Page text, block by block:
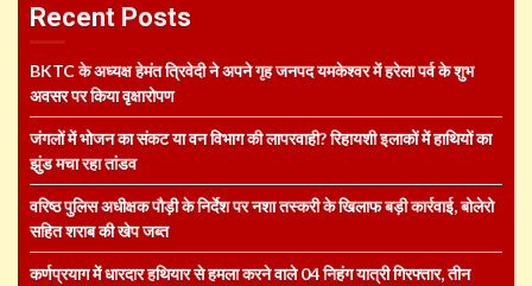
Recent Posts
BKTC के अध्यक्ष हेमंत त्रिवेदी ने अपने गृह जनपद यमकेश्वर में हरेला पर्व के शुभ
अवसर पर किया वृक्षारोपण
जंगलों में भोजन का संकट या वन विभाग की लापरवाही? रिहायशी इलाकों में हाथियों का
झुंड मचा रहा तांडव
वरिष्ठ पुलिस अधीक्षक पौड़ी के निर्देश पर नशा तस्करी के खिलाफ बड़ी कार्रवाई, बोलेरो
सहित शराब की खेप जब्त
कर्णप्रयाग में धारदार हथियार से हमला करने वाले 04 निहंग यात्री गिरफ्तार, तीन